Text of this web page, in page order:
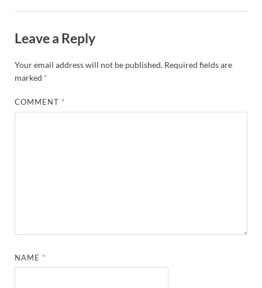
Leave a Reply
Your email address will not be published. Required fields are
marked *
COMMENT *
NAME *